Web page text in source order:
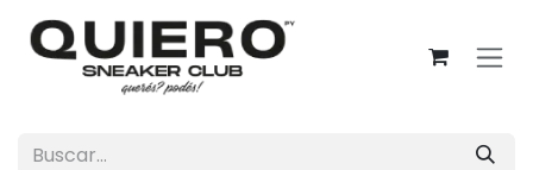
Ir al contenido